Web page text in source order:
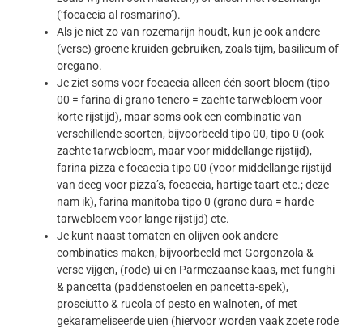
(‘focaccia al rosmarino’).
Als je niet zo van rozemarijn houdt, kun je ook andere
(verse) groene kruiden gebruiken, zoals tijm, basilicum of
oregano.
Je ziet soms voor focaccia alleen één soort bloem (tipo
00 = farina di grano tenero = zachte tarwebloem voor
korte rijstijd), maar soms ook een combinatie van
verschillende soorten, bijvoorbeeld tipo 00, tipo 0 (ook
zachte tarwebloem, maar voor middellange rijstijd),
farina pizza e focaccia tipo 00 (voor middellange rijstijd
van deeg voor pizza’s, focaccia, hartige taart etc.; deze
nam ik), farina manitoba tipo 0 (grano dura = harde
tarwebloem voor lange rijstijd) etc.
Je kunt naast tomaten en olijven ook andere
combinaties maken, bijvoorbeeld met Gorgonzola &
verse vijgen, (rode) ui en Parmezaanse kaas, met funghi
& pancetta (paddenstoelen en pancetta-spek),
prosciutto & rucola of pesto en walnoten, of met
gekarameliseerde uien (hiervoor worden vaak zoete rode